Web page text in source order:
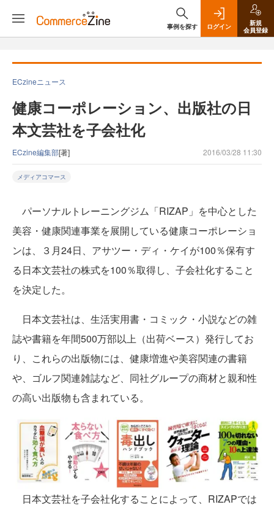
事例を探す ログイン
新規
会員登録
ECzineニュース
健康コーポレーション、出版社の日
本文芸社を子会社化
ECzine編集部[著] 2016/03/28 11:30
メディアコマース
パーソナルトレーニングジム「RIZAP」を中心とした
美容・健康関連事業を展開している健康コーポレーショ
ンは、３月24日、アサツー・ディ・ケイが100％保有す
る日本文芸社の株式を100％取得し、子会社化すること
を決定した。
日本文芸社は、生活実用書・コミック・小説などの雑
誌や書籍を年間500万部以上（出荷ベース）発行してお
り、これらの出版物には、健康増進や美容関連の書籍
や、ゴルフ関連雑誌など、同社グループの商材と親和性
の高い出版物も含まれている。
日本文芸社を子会社化することによって、RIZAPでは